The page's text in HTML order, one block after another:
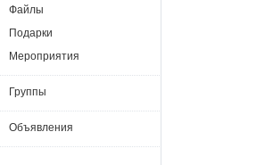
Файлы
Подарки
Мероприятия
Группы
Объявления